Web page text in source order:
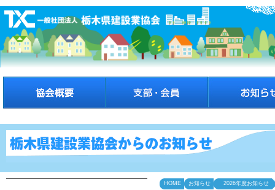
HOME お知らせ 2026年度お知らせ